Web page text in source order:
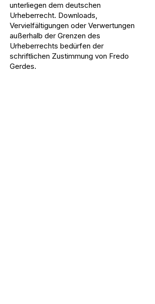
unterliegen dem deutschen
Urheberrecht. Downloads,
Vervielfältigungen oder Verwertungen
außerhalb der Grenzen des
Urheberrechts bedürfen der
schriftlichen Zustimmung von Fredo
Gerdes.